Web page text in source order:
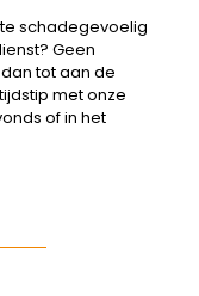
schadegevoelig
Geen
tot aan de
met onze
of in het